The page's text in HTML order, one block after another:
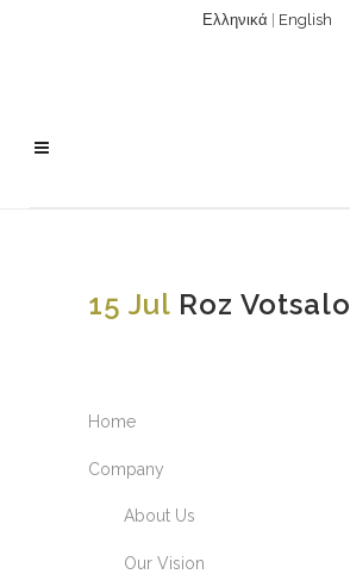
Ελληνικά English
15 Jul Roz Votsalo
Home
Company
About Us
Our Vision